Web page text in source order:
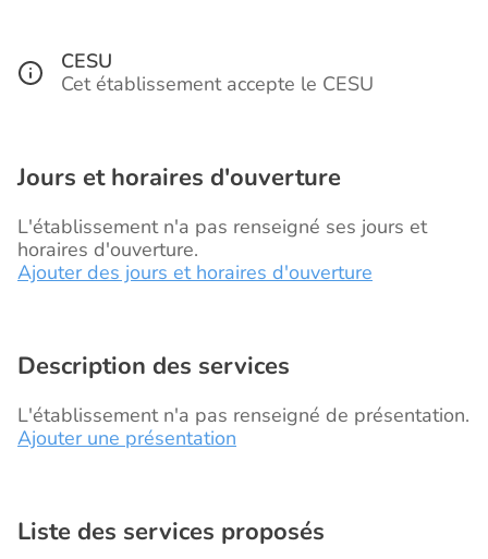
CESU
Cet établissement accepte le CESU
Jours et horaires d'ouverture
L'établissement n'a pas renseigné ses jours et
horaires d'ouverture.
Ajouter des jours et horaires d'ouverture
Description des services
L'établissement n'a pas renseigné de présentation.
Ajouter une présentation
Liste des services proposés